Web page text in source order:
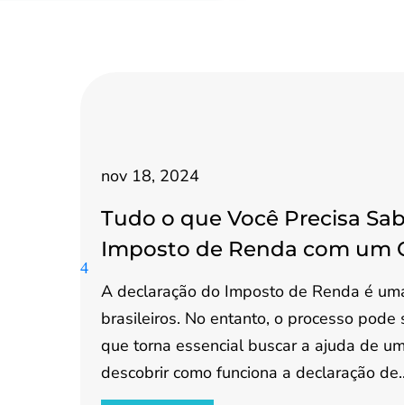
nov 18, 2024
Tudo o que Você Precisa
Imposto de Renda com um
A declaração do Imposto de Renda é
brasileiros. No entanto, o processo
que torna essencial buscar a ajuda de
descobrir como funciona a declaração